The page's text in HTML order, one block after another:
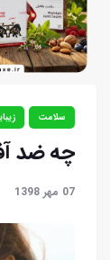
سلامت
چه ضد
07 مهر 1398